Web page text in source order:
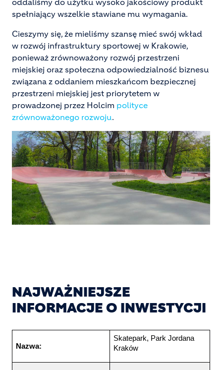
spełniający wszelkie stawiane mu wymagania.
Cieszymy się, że mieliśmy szansę mieć swój wkład
w rozwój infrastruktury sportowej w Krakowie,
ponieważ zrównoważony rozwój przestrzeni
miejskiej oraz społeczna odpowiedzialność biznesu
związana z oddaniem mieszkańcom bezpiecznej
przestrzeni miejskiej jest priorytetem w
prowadzonej przez Holcim polityce
zrównoważonego rozwoju.
NAJWAŻNIEJSZE
INFORMACJE O INWESTYCJI
Nazwa:
Skatepark, Park Jordana
Kraków